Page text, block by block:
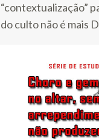
“contextualização”
do culto não é mais